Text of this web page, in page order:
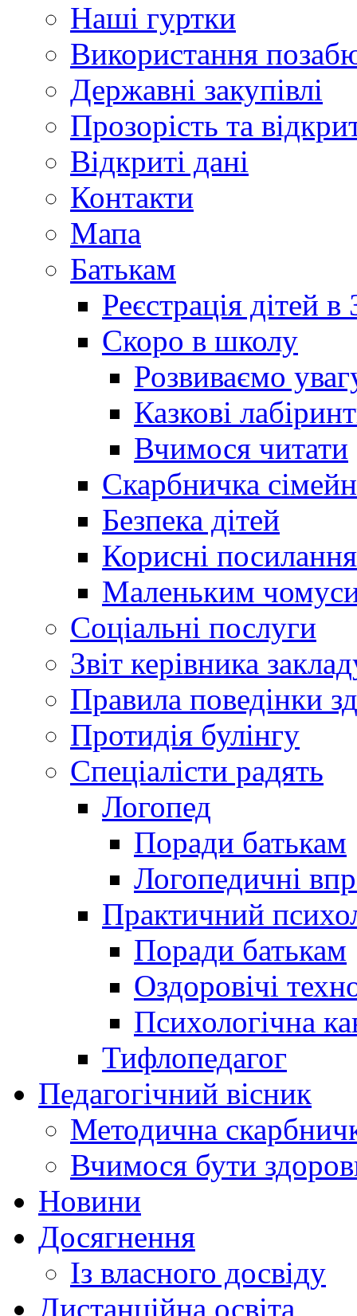
Наші гуртки
Використання
Державні закупівлі
Прозорість та
Відкриті дані
Контакти
Мапа
Батькам
Реєстрація дітей
Скоро в школу
Розвиваємо
Казкові
Вчимося читати
Скарбничка
Безпека дітей
Корисні посилання
Маленьким
Соціальні послуги
Звіт керівника
Правила поведінки
Протидія булінгу
Спеціалісти радять
Логопед
Поради батькам
Логопедичні
Практичний
Поради батькам
Оздоровічі
Психологічна
Тифлопедагог
Педагогічний вісник
Методична
Вчимося бути
Новини
Досягнення
Із власного досвіду
Дистанційна освіта